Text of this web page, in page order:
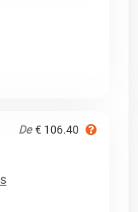
De € 106.40